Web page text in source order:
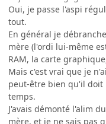
Oui, je passe l'aspi
tout.
En général je
mère (l'ordi lui-même
RAM, la carte
Mais c'est vrai que je
peut-être bien qu'il doit
temps.
J'avais démonté l'alim
mère, et je ne sais pas